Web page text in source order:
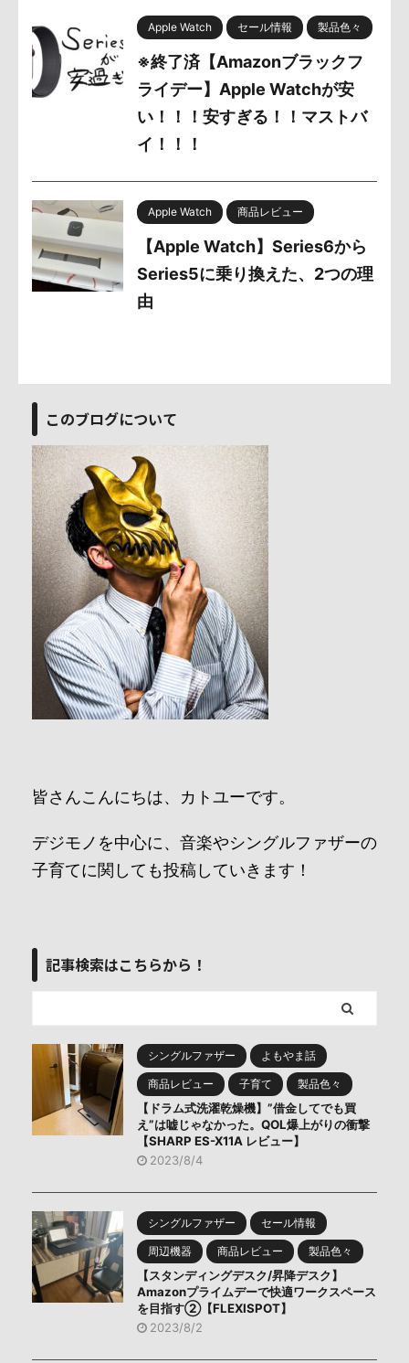
Apple Watch セール情報 製品色々
※終了済【Amazonブラックフ
ライデー】Apple Watchが安
い！！！安すぎる！！マストバ
イ！！！
Apple Watch 商品レビュー
【Apple Watch】Series6から
Series5に乗り換えた、2つの理
由
このブログについて
皆さんこんにちは、カトユーです。
デジモノを中心に、音楽やシングルファザーの
子育てに関しても投稿していきます！
記事検索はこちらから！
シングルファザー よもやま話
商品レビュー 子育て 製品色々
【ドラム式洗濯乾燥機】”借金してでも買
え”は嘘じゃなかった。QOL爆上がりの衝撃
【SHARP ES-X11A レビュー】
2023/8/4
シングルファザー セール情報
周辺機器 商品レビュー 製品色々
【スタンディングデスク/昇降デスク】
Amazonプライムデーで快適ワークスペース
を目指す②【FLEXISPOT】
2023/8/2